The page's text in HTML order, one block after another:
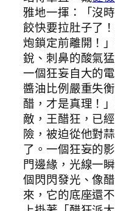
雅地一揮：「沒
餃快要拉肚子了
炮鎖定前離開！
銳、刺鼻的酸氣
一個狂妄自大的
醬油比例嚴重失
醋，才是真理！
敵，王醋狂，已
險，被迫從他對
了。一個狂妄的
門邊緣，光線一
個閃閃發光、像
來，它的底座還